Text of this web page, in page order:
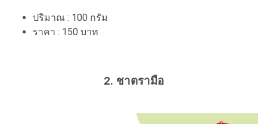
ปริมาณ : 100 กรัม
ราคา : 150 บาท
2. ชาตรามือ